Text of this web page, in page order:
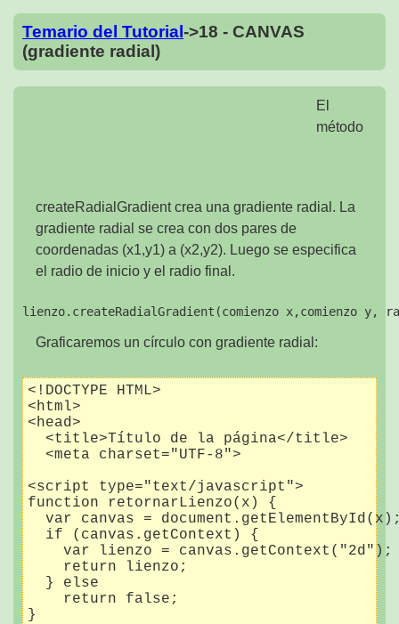
Temario del Tutorial ->18 - CANVAS
(gradiente radial)
El
método
createRadialGradient crea una gradiente radial. La
gradiente radial se crea con dos pares de
coordenadas (x1,y1) a (x2,y2). Luego se especifica
el radio de inicio y el radio final.
Graficaremos un círculo con gradiente radial:
<!DOCTYPE HTML>
<html>
<head>
  <title>Título de la página</title>
  <meta charset="UTF-8">
<script type="text/javascript">
function retornarLienzo(x) {
var canvas =
  if (canvas.getContext) {
var lienzo =
    return lienzo;
  } else
    return false;
}